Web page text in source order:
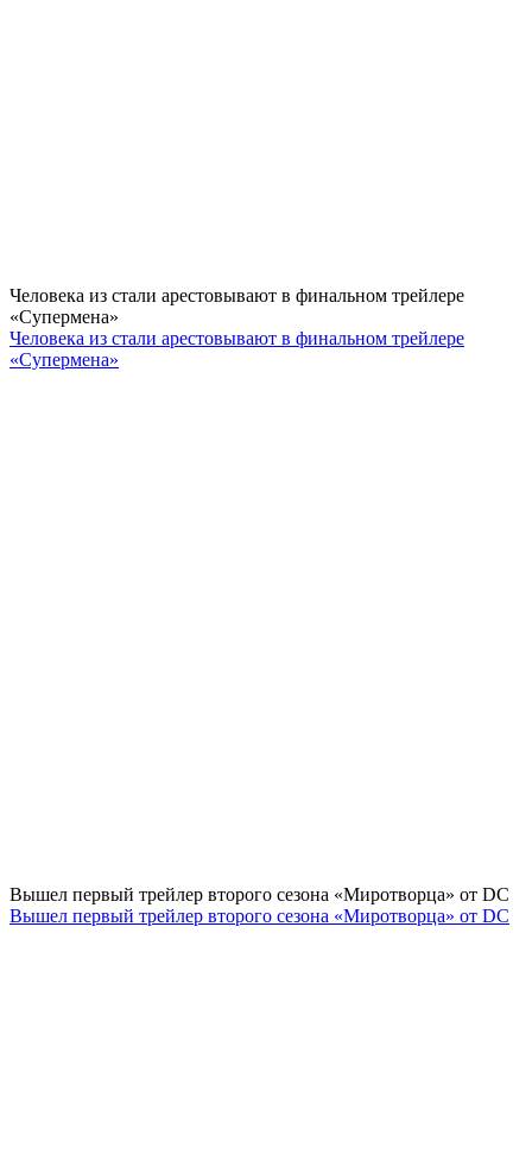
Человека из стали арестовывают в финальном трейлере
«Супермена»
Человека из стали арестовывают в финальном трейлере
«Супермена»
Вышел первый трейлер второго сезона «Миротворца» от DC
Вышел первый трейлер второго сезона «Миротворца» от DC